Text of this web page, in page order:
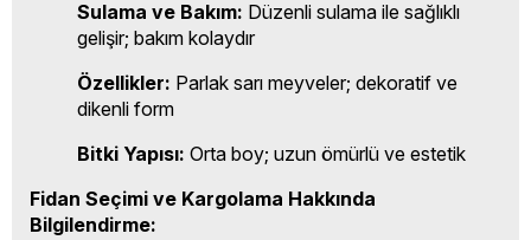
Sulama ve Bakım: Düzenli sulama ile sağlıklı
gelişir; bakım kolaydır
Özellikler: Parlak sarı meyveler; dekoratif ve
dikenli form
Bitki Yapısı: Orta boy; uzun ömürlü ve estetik
Fidan Seçimi ve Kargolama Hakkında
Bilgilendirme: